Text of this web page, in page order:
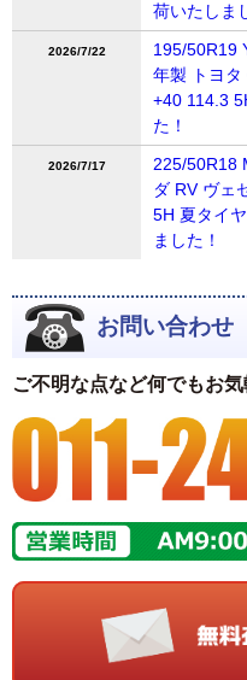
荷いたしま
2026/7/22
195/50R19
年製 トヨ
+40 114.3
た！
2026/7/17
225/50R18
ダ RV ヴェ
5H 夏タイ
ました！
お問い合わせ
ご不明な点など何でもお